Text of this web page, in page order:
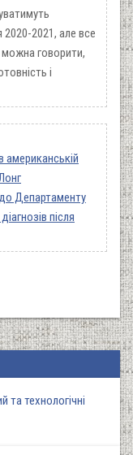
2021, але все
говорити,
і
американській
Департаменту
після
та технологічні